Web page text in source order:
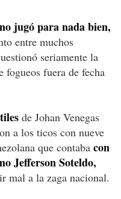
jugó para nada bien,
entre muchos
seriamente la
fuera de fecha
de Johan Venegas
a los ticos con nueve
que contaba con
Jefferson Soteldo,
mal a la zaga nacional.